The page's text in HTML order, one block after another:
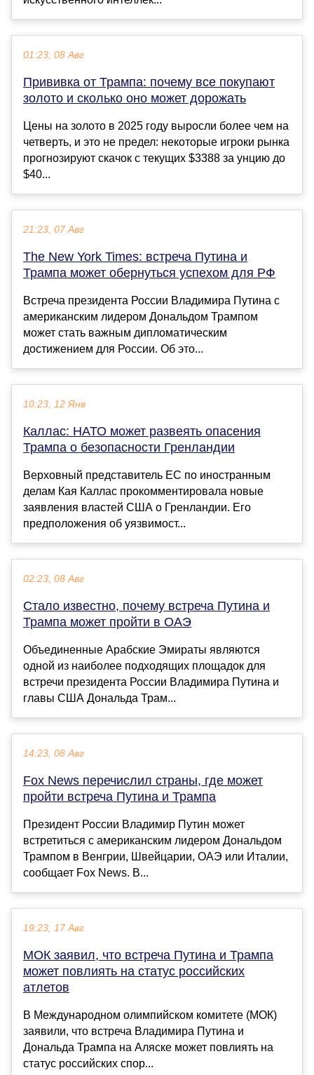
01:23, 08 Авг
Прививка от Трампа: почему все покупают
золото и сколько оно может дорожать
Цены на золото в 2025 году выросли более чем на
четверть, и это не предел: некоторые игроки рынка
прогнозируют скачок с текущих $3388 за унцию до
$40...
21:23, 07 Авг
The New York Times: встреча Путина и
Трампа может обернуться успехом для РФ
Встреча президента России Владимира Путина с
американским лидером Дональдом Трампом
может стать важным дипломатическим
достижением для России. Об это...
10:23, 12 Янв
Каллас: НАТО может развеять опасения
Трампа о безопасности Гренландии
Верховный представитель ЕС по иностранным
делам Кая Каллас прокомментировала новые
заявления властей США о Гренландии. Его
предположения об уязвимост...
02:23, 08 Авг
Стало известно, почему встреча Путина и
Трампа может пройти в ОАЭ
Объединенные Арабские Эмираты являются
одной из наиболее подходящих площадок для
встречи президента России Владимира Путина и
главы США Дональда Трам...
14:23, 08 Авг
Fox News перечислил страны, где может
пройти встреча Путина и Трампа
Президент России Владимир Путин может
встретиться с американским лидером Дональдом
Трампом в Венгрии, Швейцарии, ОАЭ или Италии,
сообщает Fox News. В...
19:23, 17 Авг
МОК заявил, что встреча Путина и Трампа
может повлиять на статус российских
атлетов
В Международном олимпийском комитете (МОК)
заявили, что встреча Владимира Путина и
Дональда Трампа на Аляске может повлиять на
статус российских спор...